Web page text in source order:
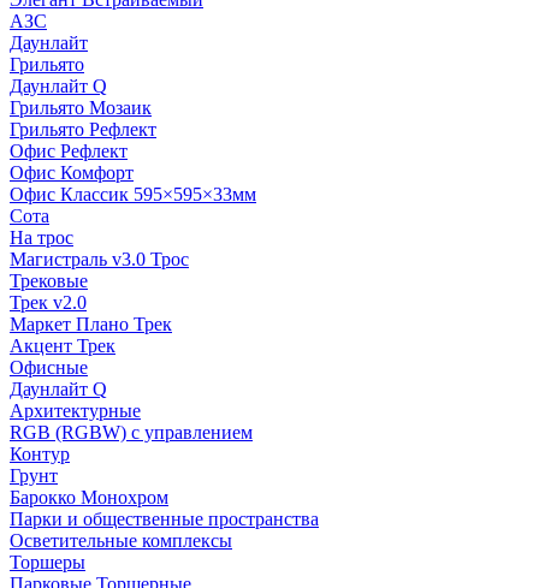
АЗС
Даунлайт
Грильято
Даунлайт Q
Грильято Мозаик
Грильято Рефлект
Офис Рефлект
Офис Комфорт
Офис Классик 595×595×33мм
Сота
На трос
Магистраль v3.0 Трос
Трековые
Трек v2.0
Маркет Плано Трек
Акцент Трек
Офисные
Даунлайт Q
Архитектурные
RGB (RGBW) с управлением
Контур
Грунт
Барокко Монохром
Парки и общественные пространства
Осветительные комплексы
Торшеры
Парковые Торшерные